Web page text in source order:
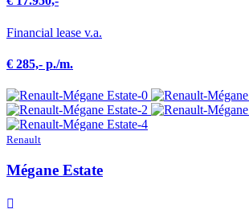
Financial lease v.a.
€ 285,- p./m.
Renault
Mégane Estate